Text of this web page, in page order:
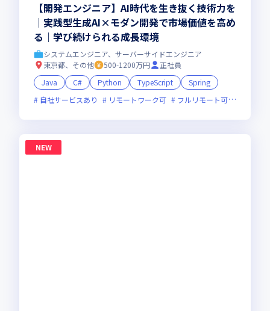
【開発エンジニア】AI時代を生き抜く技術力を
｜実践型生成AI×モダン開発で市場価値を高め
る｜学び続けられる成長環境
システムエンジニア、サーバーサイドエンジニア
東京都、その他
500-1200万円
正社員
Java
C# Python TypeScript
Spring
自社サービスあり
リモートワーク可 フルリモート可
NEW